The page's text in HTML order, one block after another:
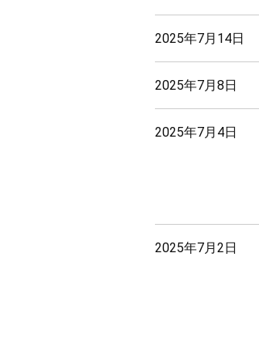
2025年7月14日
2025年7月8日
2025年7月4日
2025年7月2日